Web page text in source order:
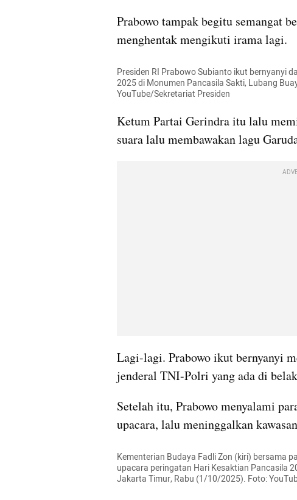
Prabowo tampak begitu semangat
menghentak mengikuti irama lagi.
Presiden RI Prabowo Subianto ikut bernyanyi
2025 di Monumen Pancasila Sakti, Lubang
YouTube/Sekretariat Presiden
Ketum Partai Gerindra itu lalu
suara lalu membawakan lagu
Lagi-lagi. Prabowo ikut bernyanyi
jenderal TNI-Polri yang ada di
Setelah itu, Prabowo menyalami
upacara, lalu meninggalkan
Kementerian Budaya Fadli Zon (kiri) bersama
upacara peringatan Hari Kesaktian Pancasila
Jakarta Timur, Rabu (1/10/2025). Foto: